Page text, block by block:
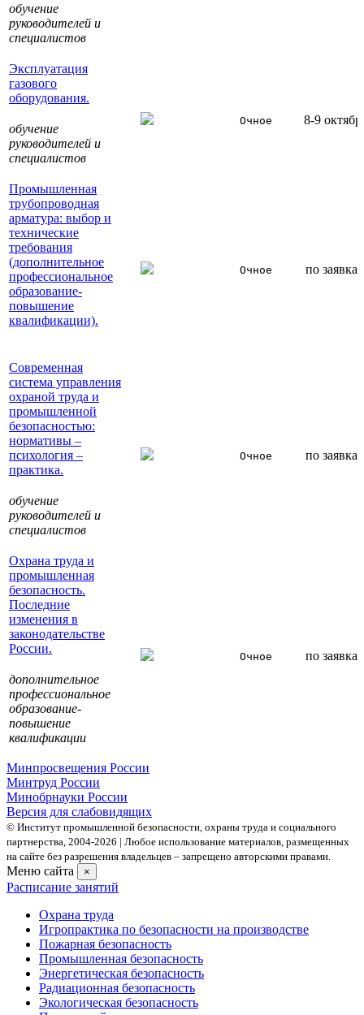
обучение
руководителей и
специалистов
Эксплуатация
газового
оборудования.
обучение
руководителей и
специалистов
Очное 8-9
Промышленная
трубопроводная
арматура: выбор и
технические
требования
(дополнительное
профессиональное
образование-
повышение
квалификации).
Очное по
Современная
система управления
охраной труда и
промышленной
безопасностью:
нормативы –
психология –
практика.
обучение
руководителей и
специалистов
Очное по
Охрана труда и
промышленная
безопасность.
Последние
изменения в
законодательстве
России.
дополнительное
профессиональное
образование-
повышение
квалификации
Очное по
Минпросвещения России
Минтруд России
Минобрнауки России
Версия для слабовидящих
© Институт промышленной безопасности, охраны труда и социального
партнерства, 2004- 2026 | Любое использование материалов, размещенных
на сайте без разрешения владельцев – запрещено авторскими правами.
Меню сайта ×
Расписание занятий
Охрана труда
Игропрактика по безопасности на производстве
Пожарная безопасность
Промышленная безопасность
Энергетическая безопасность
Радиационная безопасность
Экологическая безопасность